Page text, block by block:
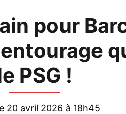
pour
PSG !
20 avril 2026 à 18h45